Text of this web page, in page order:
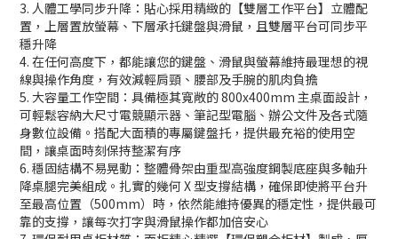
3. 人體工學同步升降：貼心採用精緻的【雙層工作平台】立體配
置，上層置放螢幕、下層承托鍵盤與滑鼠，且雙層平台可同步平
穩升降
4. 在任何高度下，都能讓您的鍵盤、滑鼠與螢幕維持最理想的視
線與操作角度，有效減輕肩頸、腰部及手腕的肌肉負擔
5. 大容量工作空間：具備極其寬敞的 800x400mm 主桌面設計，
可輕鬆容納大尺寸電競顯示器、筆記型電腦、辦公文件及各式隨
身數位設備。搭配大面積的專屬鍵盤托，提供最充裕的使用空
間，讓桌面時刻保持整潔有序
6. 穩固結構不易晃動：整體骨架由重型高強度鋼製底座與多軸升
降桌腿完美組成。扎實的幾何 X 型支撐結構，確保即使將平台升
至最高位置（500mm）時，依然能維持優異的穩定性，提供最可
靠的支撐，讓每次打字與滑鼠操作都加倍安心